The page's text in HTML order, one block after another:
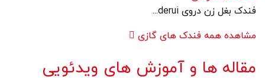
فندک بغل زن دروی derui...
مشاهده همه فندک های گازی
مقاله ها و آموزش های ویدئویی